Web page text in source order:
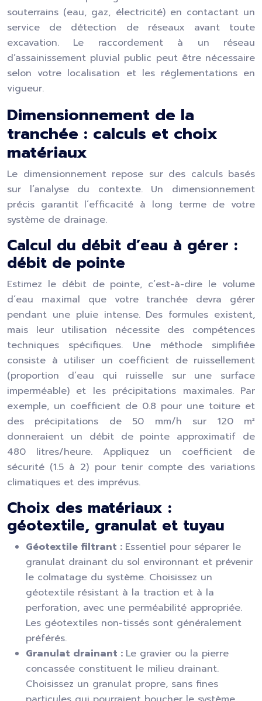
souterrains (eau, gaz, électricité) en contactant un
service de détection de réseaux avant toute
excavation. Le raccordement à un réseau
d’assainissement pluvial public peut être nécessaire
selon votre localisation et les réglementations en
vigueur.
Dimensionnement de la
tranchée : calculs et choix
matériaux
Le dimensionnement repose sur des calculs basés
sur l’analyse du contexte. Un dimensionnement
précis garantit l’efficacité à long terme de votre
système de drainage.
Calcul du débit d’eau à gérer :
débit de pointe
Estimez le débit de pointe, c’est-à-dire le volume
d’eau maximal que votre tranchée devra gérer
pendant une pluie intense. Des formules existent,
mais leur utilisation nécessite des compétences
techniques spécifiques. Une méthode simplifiée
consiste à utiliser un coefficient de ruissellement
(proportion d’eau qui ruisselle sur une surface
imperméable) et les précipitations maximales. Par
exemple, un coefficient de 0.8 pour une toiture et
des précipitations de 50 mm/h sur 120 m²
donneraient un débit de pointe approximatif de
480 litres/heure. Appliquez un coefficient de
sécurité (1.5 à 2) pour tenir compte des variations
climatiques et des imprévus.
Choix des matériaux :
géotextile, granulat et tuyau
Géotextile filtrant : Essentiel pour séparer le
granulat drainant du sol environnant et prévenir
le colmatage du système. Choisissez un
géotextile résistant à la traction et à la
perforation, avec une perméabilité appropriée.
Les géotextiles non-tissés sont généralement
préférés.
Granulat drainant : Le gravier ou la pierre
concassée constituent le milieu drainant.
Choisissez un granulat propre, sans fines